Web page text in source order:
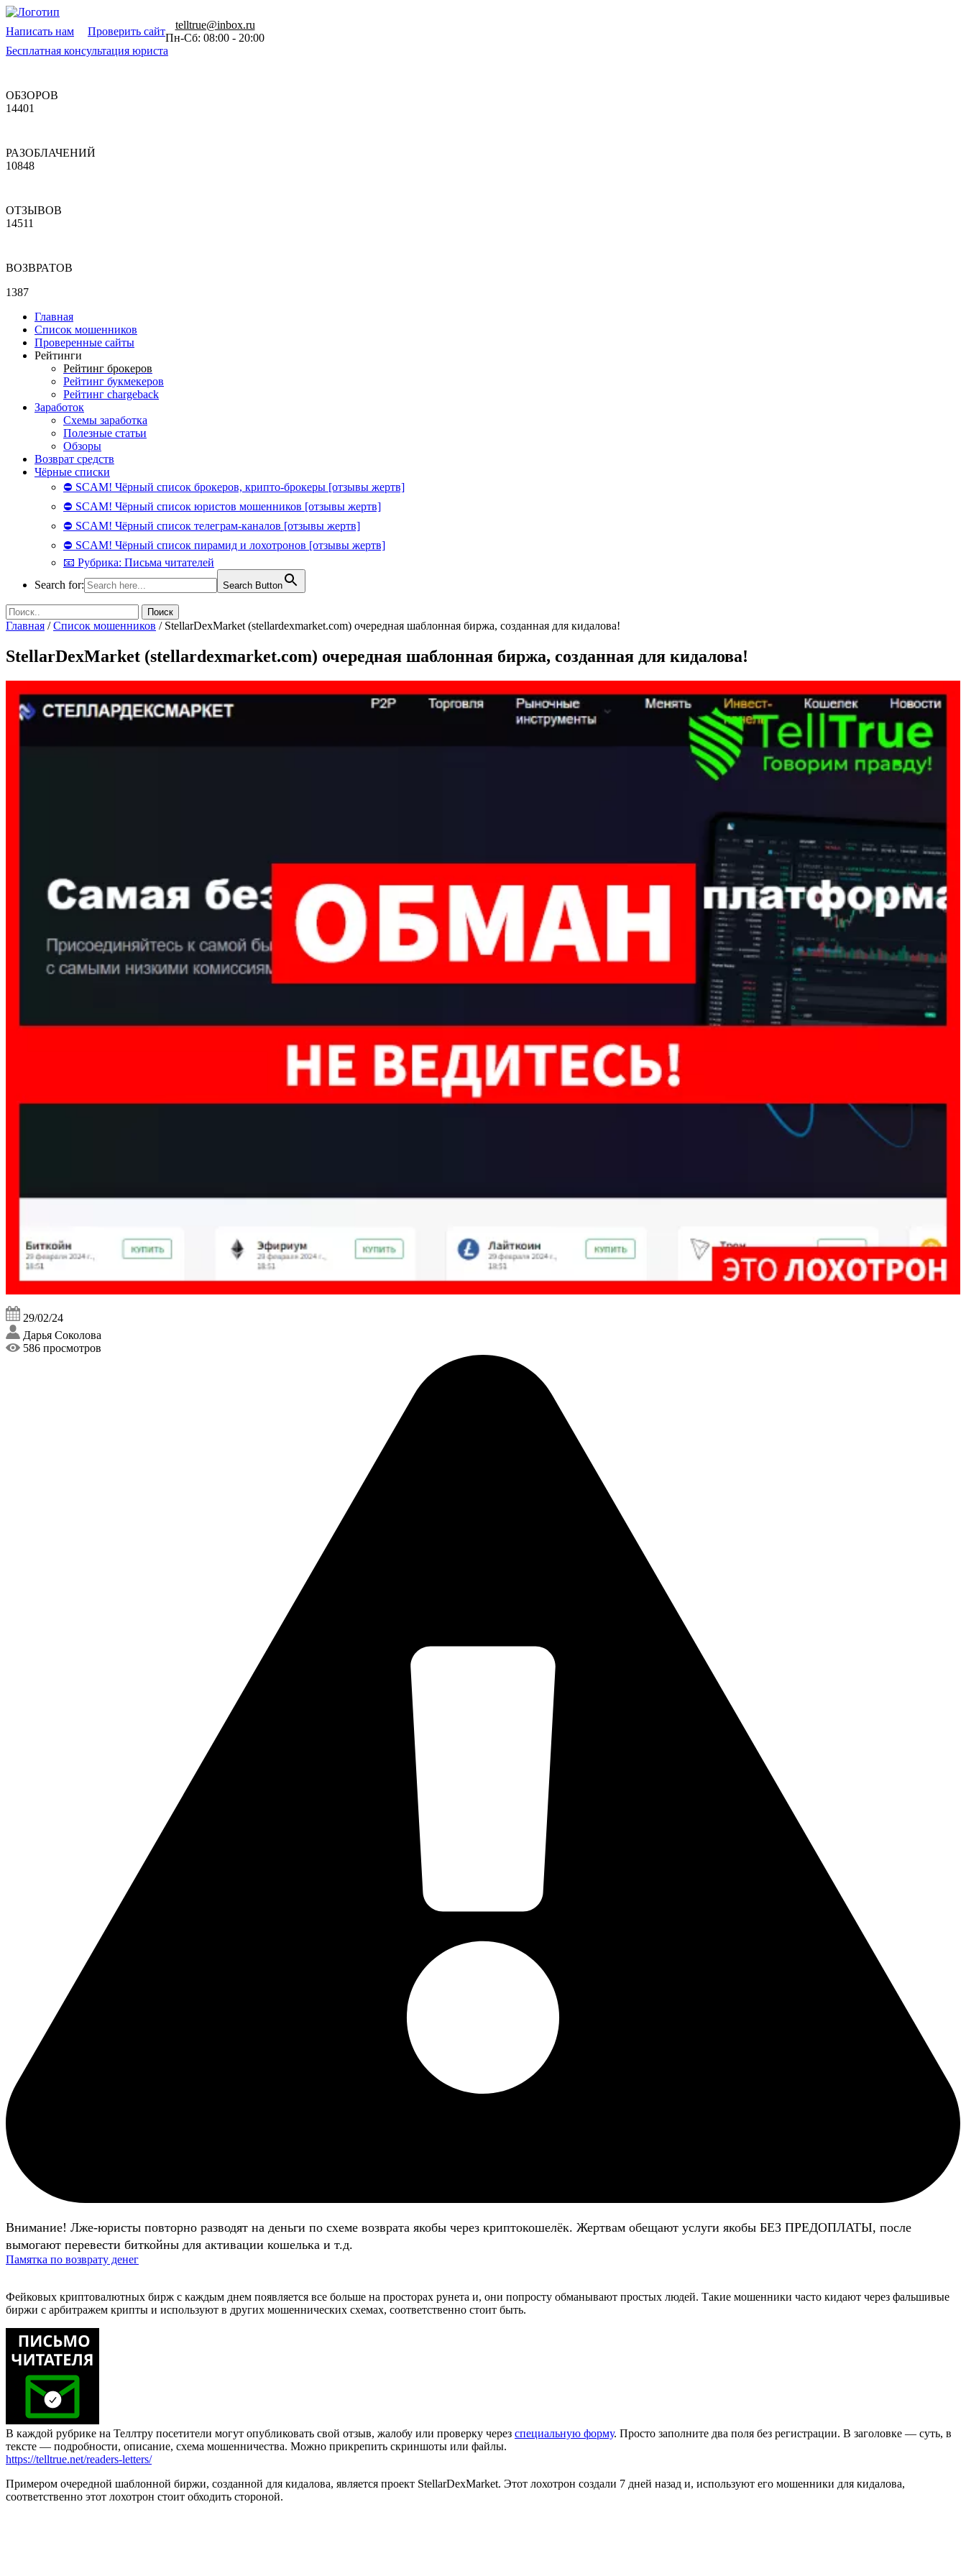
Написать нам Проверить сайт
telltrue@inbox.ru
Пн-Сб: 08:00 - 20:00
Бесплатная консультация юриста
ОБЗОРОВ
14401
РАЗОБЛАЧЕНИЙ
10848
ОТЗЫВОВ
14511
ВОЗВРАТОВ
1387
Главная
Список мошенников
Проверенные сайты
Рейтинги
Рейтинг брокеров
Рейтинг букмекеров
Рейтинг chargeback
Заработок
Схемы заработка
Полезные статьи
Обзоры
Возврат средств
Чёрные списки
⛔ SCAM! Чёрный список брокеров, крипто-брокеры [отзывы жертв]
⛔ SCAM! Чёрный список юристов мошенников [отзывы жертв]
⛔ SCAM! Чёрный список телеграм-каналов [отзывы жертв]
⛔ SCAM! Чёрный список пирамид и лохотронов [отзывы жертв]
📧 Рубрика: Письма читателей
Search for:
Search Button
Главная /Список мошенников / StellarDexMarket (stellardexmarket.com) очередная шаблонная биржа, созданная для кидалова!
StellarDexMarket (stellardexmarket.com) очередная шаблонная биржа, созданная для кидалова!
29/02/24
Дарья Соколова
586 просмотров
Внимание! Лже-юристы повторно разводят на деньги по схеме возврата якобы через криптокошелёк. Жертвам обещают услуги якобы БЕЗ ПРЕДОПЛАТЫ, после
вымогают перевести биткойны для активации кошелька и т.д.
Памятка по возврату денег
Фейковых криптовалютных бирж с каждым днем появляется все больше на просторах рунета и, они попросту обманывают простых людей. Такие мошенники часто кидают через фальшивые
биржи с арбитражем крипты и используют в других мошеннических схемах, соответственно стоит быть.
В каждой рубрике на Теллтру посетители могут опубликовать свой отзыв, жалобу или проверку через специальную форму. Просто заполните два поля без регистрации. В заголовке — суть, в
тексте — подробности, описание, схема мошенничества. Можно прикрепить скриншоты или файлы.
https://telltrue.net/readers-letters/
Примером очередной шаблонной биржи, созданной для кидалова, является проект StellarDexMarket. Этот лохотрон создали 7 дней назад и, используют его мошенники для кидалова,
соответственно этот лохотрон стоит обходить стороной.